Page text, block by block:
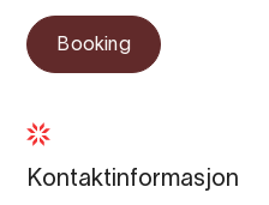
Booking
Kontaktinformasjon